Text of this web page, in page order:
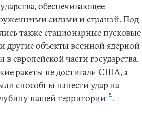
обеспечивающее
силами и страной. Под
также стационарные пусковые
другие объекты военной ядерной
европейской части государства.
ракеты не достигали США, а
способны нанести удар на
нашей территории 9 .